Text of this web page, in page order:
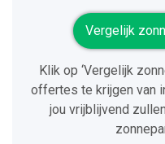
Vergelijk
Klik op ‘Vergelijk
offertes te krijgen van
jou vrijblijvend